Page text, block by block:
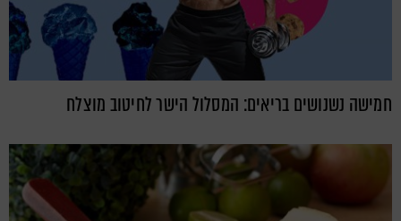
חמישה נשנושים בריאים: המסלול הישר לחיטוב מוצלח